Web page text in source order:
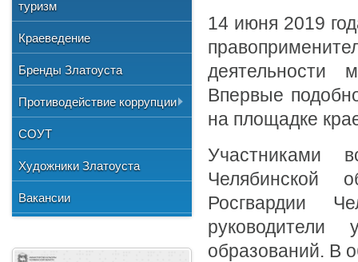
14 июня 2019
деятельности
Впервые
на площадке
Участниками
Челябинской
Росгвардии
руководители
образований. В
Учетная политика
и отдыха
№3"
"Детская школа искусств №1"
"Детская школа искусств №3"
Городской методический совет
Национальные культурные
центры
Литературное объединение
"Мартен"
Профсоюзная организация
обслуживания
Нормативно-правовая база
Фото
Видео
туризм
Краеведение
Бренды Златоуста
Противодействие коррупции
Документы
Сведения о доходах
Формы документов
СОУТ
Художники Златоуста
Вакансии